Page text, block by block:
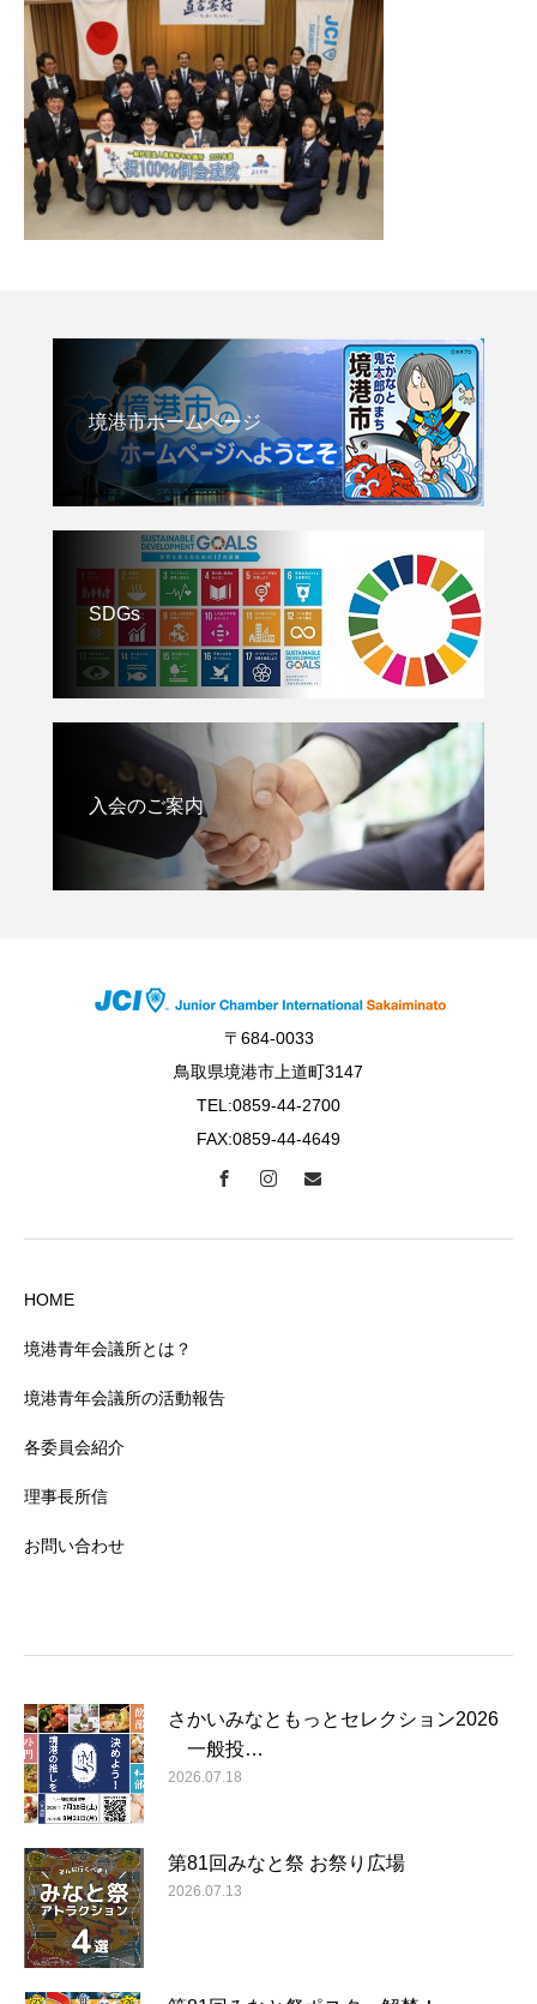
境港市ホームページ
SDGs
入会のご案内
〒684-0033
鳥取県境港市上道町3147
TEL:0859-44-2700
FAX:0859-44-4649
HOME
境港青年会議所とは？
境港青年会議所の活動報告
各委員会紹介
理事長所信
お問い合わせ
さかいみなともっとセレクション2026
一般投…
2026.07.18
第81回みなと祭 お祭り広場
2026.07.13